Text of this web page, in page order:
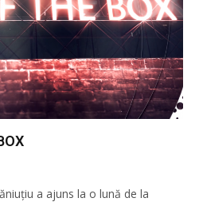
a ajuns la o lună de la